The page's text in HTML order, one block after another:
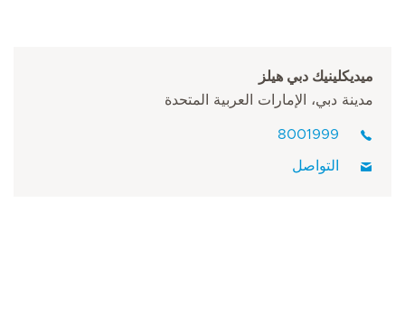
ميديكلينيك دبي هيلز
مدينة دبي، الإمارات العربية المتحدة
8001999
التواصل